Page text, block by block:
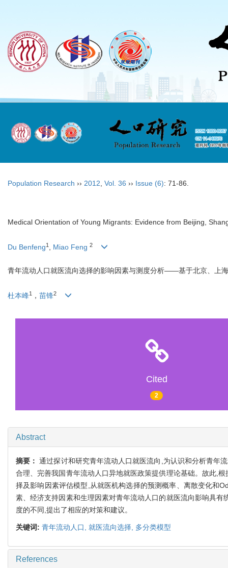
Population Research ›› 2012 Vol. 36 ›› Issue (6): 71-86.
Medical Orientation of Young Migrants: Evidence from Beijing,
Du Benfeng1 Miao Feng 2
青年流动人口就医流向选择的影响因素与测度分析——基于北京、上
杜本峰1 ， 苗锋2
Cited
2
Abstract
摘要：通过探讨和研究青年流动人口就医流向,为认识和分析青年
合理、完善我国青年流动人口异地就医政策提供理论基础。故此,
择及影响因素评估模型,从就医机构选择的预测概率、离散变化和
素、经济支持因素和生理因素对青年流动人口的就医流向影响具
度的不同,提出了相应的对策和建议。
关键词: 青年流动人口, 就医流向选择, 多分类模型
References